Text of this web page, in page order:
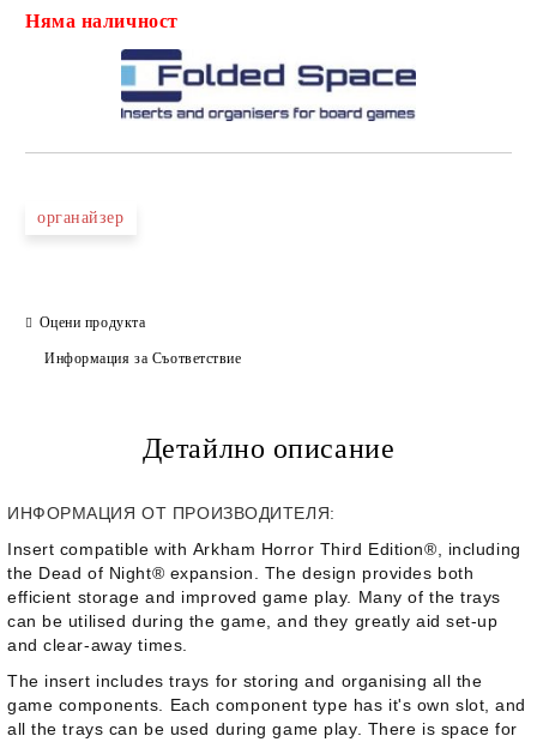
Няма наличност
органайзер
Оцени продукта
Информация за Съответствие
Детайлно описание
ИНФОРМАЦИЯ ОТ ПРОИЗВОДИТЕЛЯ:
Insert compatible with Arkham Horror Third Edition®, including
the Dead of Night® expansion. The design provides both
efficient storage and improved game play. Many of the trays
can be utilised during the game, and they greatly aid set-up
and clear-away times.
The insert includes trays for storing and organising all the
game components. Each component type has it's own slot, and
all the trays can be used during game play. There is space for